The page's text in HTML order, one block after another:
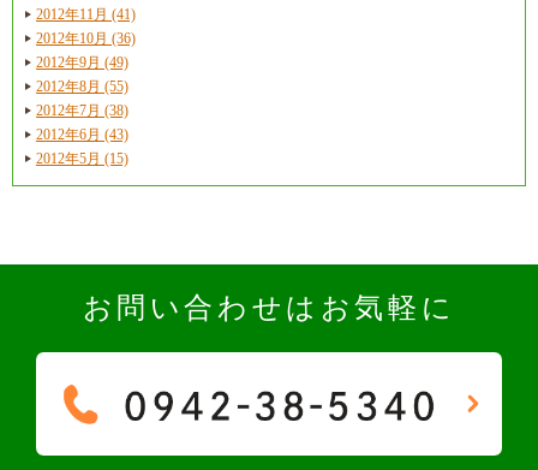
2012年11月 (41)
2012年10月 (36)
2012年9月 (49)
2012年8月 (55)
2012年7月 (38)
2012年6月 (43)
2012年5月 (15)
お問い合わせはお気軽に